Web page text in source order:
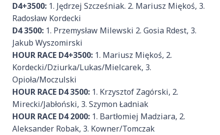
D4+3500: 1. Jędrzej Szcześniak. 2. Mariusz Miękoś, 3.
Radosław Kordecki
D4 3500: 1. Przemysław Milewski 2. Gosia Rdest, 3.
Jakub Wyszomirski
HOUR RACE D4+3500: 1. Mariusz Miękoś, 2.
Kordecki/Dziurka/Lukas/Mielcarek, 3.
Opioła/Moczulski
HOUR RACE D4 3500: 1. Krzysztof Zagórski, 2.
Mirecki/Jabłoński, 3. Szymon Ładniak
HOUR RACE D4 2000: 1. Bartłomiej Madziara, 2.
Aleksander Robak, 3. Kowner/Tomczak